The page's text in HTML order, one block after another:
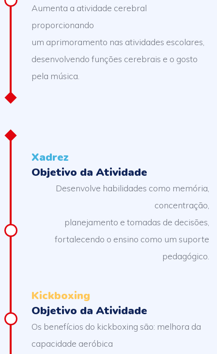
Aumenta a atividade cerebral
proporcionando
um aprimoramento nas atividades escolares,
desenvolvendo funções cerebrais e o gosto
pela música.
Xadrez
Objetivo da Atividade
Desenvolve habilidades como memória,
concentração,
planejamento e tomadas de decisões,
fortalecendo o ensino como um suporte
pedagógico.
Kickboxing
Objetivo da Atividade
Os benefícios do kickboxing são: melhora da
capacidade aeróbica